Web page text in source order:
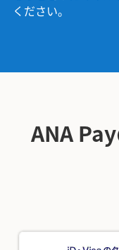
ください。
ANA